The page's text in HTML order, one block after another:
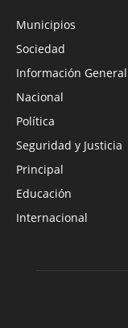
Municipios
Sociedad
Información General
Nacional
Política
Seguridad y Justicia
Principal
Educación
Internacional